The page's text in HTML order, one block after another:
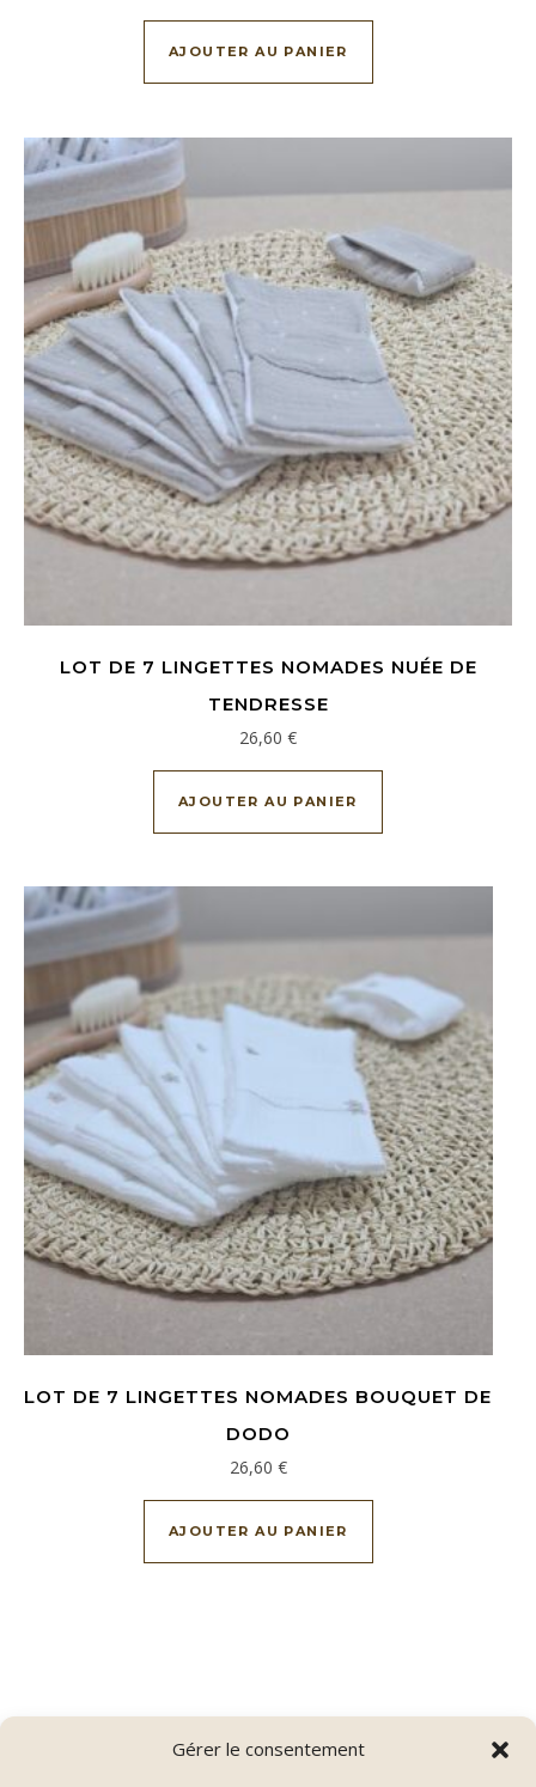
Gérer le consentement
AJOUTER AU PANIER
LOT DE 7 LINGETTES NOMADES NUÉE DE
TENDRESSE
26,60 €
AJOUTER AU PANIER
LOT DE 7 LINGETTES NOMADES BOUQUET DE
DODO
26,60 €
AJOUTER AU PANIER